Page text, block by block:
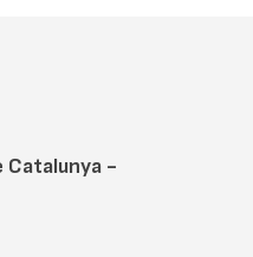
Catalunya -